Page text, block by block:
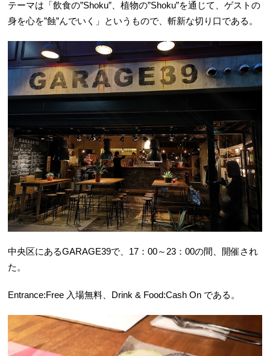
テーマは「飲食の”Shoku”、植物の”Shoku”を通じて、ゲストの
身を心を”蝕”んでいく」というもので、斬新な切り口である。
中央区にあるGARAGE39で、17：00～23：00の間、開催され
た。
Entrance:Free 入場無料、Drink & Food:Cash On である。